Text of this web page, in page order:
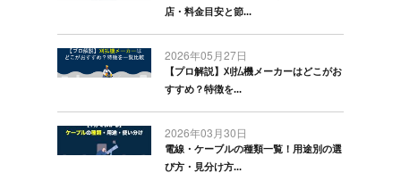
店・料金目安と節...
2026年05月27日
【プロ解説】刈払機メーカーはどこがお
すすめ？特徴を...
2026年03月30日
電線・ケーブルの種類一覧！用途別の選
び方・見分け方...